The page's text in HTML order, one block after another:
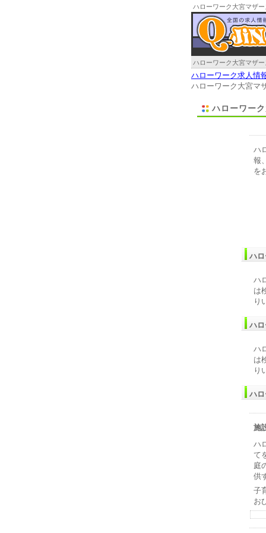
ハローワーク大宮マザ
ハローワーク大宮マザ
ハローワーク求人情
ハローワーク大宮マ
ハローワー
ハ
報
を
ハ
ハ
は
り
ハ
ハ
は
り
ハ
施
ハ
て
庭
供
子
お